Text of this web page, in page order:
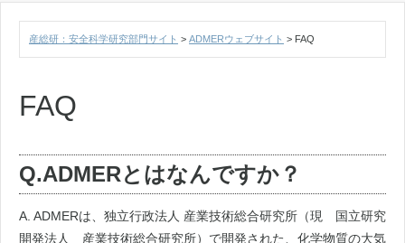
産総研：安全科学研究部門サイト > ADMERウェブサイト > FAQ
FAQ
Q.ADMERとはなんですか？
A. ADMERは、独立行政法人 産業技術総合研究所（現 国立研究
開発法人 産業技術総合研究所）で開発された、化学物質の大気